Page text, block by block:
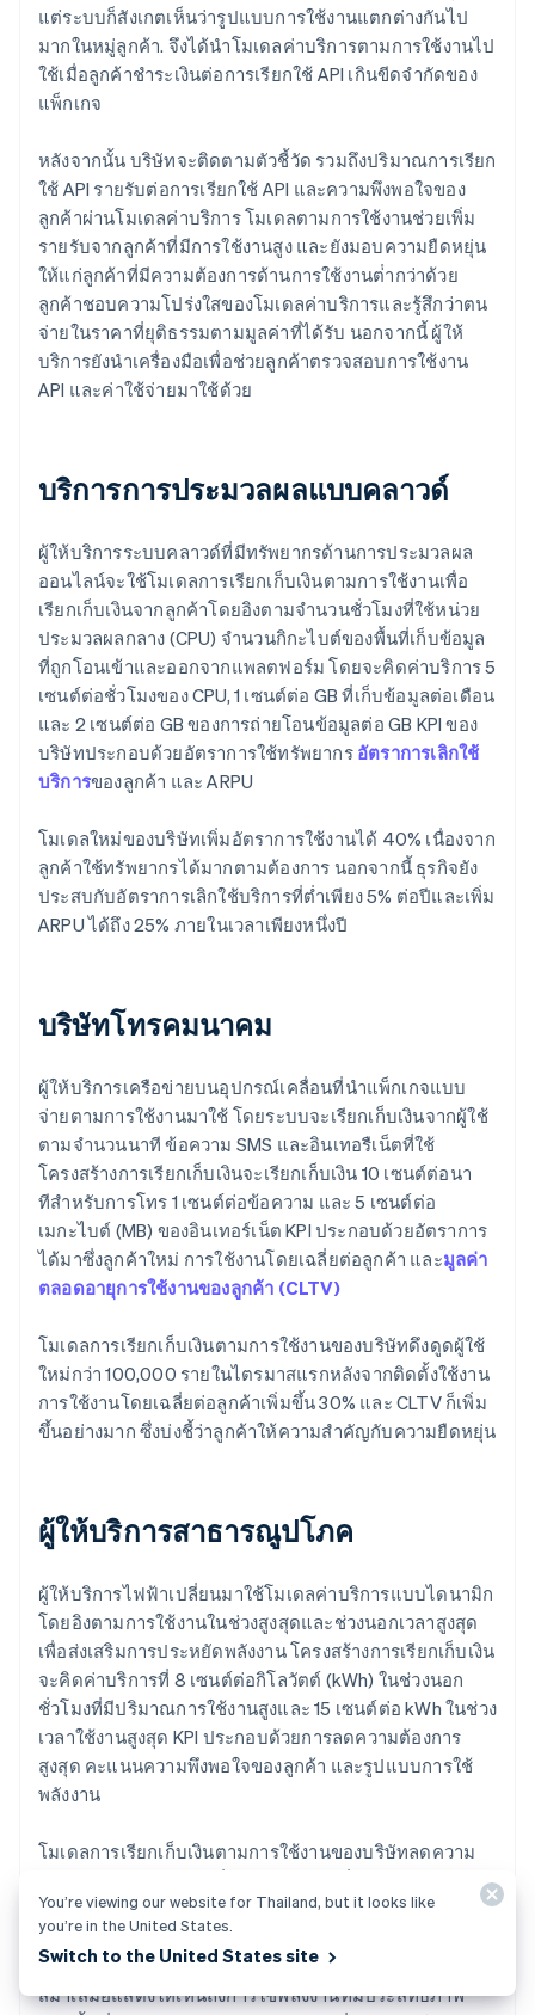
แต่ระบบก็สังเกตเห็นว่ารูปแบบการใช้งานแตกต่างกันไป
มากในหมู่ลูกค้า. จึงได้นำโมเดลค่าบริการตามการใช้งานไป
ใช้เมื่อลูกค้าชําระเงินต่อการเรียกใช้ API เกินขีดจํากัดของ
แพ็กเกจ
หลังจากนั้น บริษัทจะติดตามตัวชี้วัด รวมถึงปริมาณการเรียก
ใช้ API รายรับต่อการเรียกใช้ API และความพึงพอใจของ
ลูกค้าผ่านโมเดลค่าบริการ โมเดลตามการใช้งานช่วยเพิ่ม
รายรับจากลูกค้าที่มีการใช้งานสูง และยังมอบความยืดหยุ่น
ให้แก่ลูกค้าที่มีความต้องการด้านการใช้งานต่ํากว่าด้วย
ลูกค้าชอบความโปร่งใสของโมเดลค่าบริการและรู้สึกว่าตน
จ่ายในราคาที่ยุติธรรมตามมูลค่าที่ได้รับ นอกจากนี้ ผู้ให้
บริการยังนําเครื่องมือเพื่อช่วยลูกค้าตรวจสอบการใช้งาน
API และค่าใช้จ่ายมาใช้ด้วย
บริการการประมวลผลแบบคลาวด์
ผู้ให้บริการระบบคลาวด์ที่มีทรัพยากรด้านการประมวลผล
ออนไลน์จะใช้โมเดลการเรียกเก็บเงินตามการใช้งานเพื่อ
เรียกเก็บเงินจากลูกค้าโดยอิงตามจำนวนชั่วโมงที่ใช้หน่วย
ประมวลผลกลาง (CPU) จํานวนกิกะไบต์ของพื้นที่เก็บข้อมูล
ที่ถูกโอนเข้าและออกจากแพลตฟอร์ม โดยจะคิดค่าบริการ 5
เซนต์ต่อชั่วโมงของ CPU, 1 เซนต์ต่อ GB ที่เก็บข้อมูลต่อเดือน
และ 2 เซนต์ต่อ GB ของการถ่ายโอนข้อมูลต่อ GB KPI ของ
บริษัทประกอบด้วยอัตราการใช้ทรัพยากร อัตราการเลิกใช้
บริการของลูกค้า และ ARPU
โมเดลใหม่ของบริษัทเพิ่มอัตราการใช้งานได้ 40% เนื่องจาก
ลูกค้าใช้ทรัพยากรได้มากตามต้องการ นอกจากนี้ ธุรกิจยัง
ประสบกับอัตราการเลิกใช้บริการที่ต่ำเพียง 5% ต่อปีและเพิ่ม
ARPU ได้ถึง 25% ภายในเวลาเพียงหนึ่งปี
บริษัทโทรคมนาคม
ผู้ให้บริการเครือข่ายบนอุปกรณ์เคลื่อนที่นำแพ็กเกจแบบ
จ่ายตามการใช้งานมาใช้ โดยระบบจะเรียกเก็บเงินจากผู้ใช้
ตามจํานวนนาที ข้อความ SMS และอินเทอรืเน็ตที่ใช้
โครงสร้างการเรียกเก็บเงินจะเรียกเก็บเงิน 10 เซนต์ต่อนา
ทีสําหรับการโทร 1 เซนต์ต่อข้อความ และ 5 เซนต์ต่อ
เมกะไบต์ (MB) ของอินเทอร์เน็ต KPI ประกอบด้วยอัตราการ
ได้มาซึ่งลูกค้าใหม่ การใช้งานโดยเฉลี่ยต่อลูกค้า และมูลค่า
ตลอดอายุการใช้งานของลูกค้า (CLTV)
โมเดลการเรียกเก็บเงินตามการใช้งานของบริษัทดึงดูดผู้ใช้
ใหม่กว่า 100,000 รายในไตรมาสแรกหลังจากติดตั้งใช้งาน
การใช้งานโดยเฉลี่ยต่อลูกค้าเพิ่มขึ้น 30% และ CLTV ก็เพิ่ม
ขึ้นอย่างมาก ซึ่งบ่งชี้ว่าลูกค้าให้ความสําคัญกับความยืดหยุ่น
ผู้ให้บริการสาธารณูปโภค
ผู้ให้บริการไฟฟ้าเปลี่ยนมาใช้โมเดลค่าบริการแบบไดนามิก
โดยอิงตามการใช้งานในช่วงสูงสุดและช่วงนอกเวลาสูงสุด
เพื่อส่งเสริมการประหยัดพลังงาน โครงสร้างการเรียกเก็บเงิน
จะคิดค่าบริการที่ 8 เซนต์ต่อกิโลวัตต์ (kWh) ในช่วงนอก
ชั่วโมงที่มีปริมาณการใช้งานสูงและ 15 เซนต์ต่อ kWh ในช่วง
เวลาใช้งานสูงสุด KPI ประกอบด้วยการลดความต้องการ
สูงสุด คะแนนความพึงพอใจของลูกค้า และรูปแบบการใช้
พลังงาน
โมเดลการเรียกเก็บเงินตามการใช้งานของบริษัทลดความ
ต้องการสูงสุดถึง 20% เนื่องจากลูกค้าเปลี่ยนจากการใช้งาน
จํานวนมากมาใช้ในชั่วโมงที่ไม่มีการใช้งานสูงสุด คะแนน
ความพึงพอใจยังคงสูงและสะท้อนให้เห็นถึงการประหยัด
ต้นทุนของลูกค้า การติดตามรูปแบบการบริโภคอย่าง
สม่ำเสมอแสดงให้เห็นถึงการใช้พลังงานที่มีประสิทธิภาพ
You’re viewing our website for Thailand, but it looks like
you’re in the United States.
Switch to the United States site